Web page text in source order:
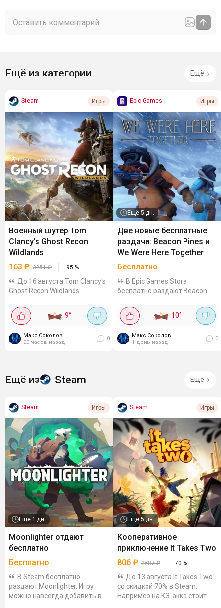
Ещё из категории Ещё
Steam Игры
Военный шутер Tom
Clancy's Ghost Recon
Wildlands
163 ₽ 3251₽ 95 %
До 16 августа Tom Clancy's
Ghost Recon Wildlands
95%. Например, на КЗ-акке
игра стоит 925₸ (~163₽).
Plati и GGSEL. Военный шутер в
большом...
9°
Макс Соколов
20 часов назад
0
Epic Games Игры
Ещё 5 дн.
Две новые бесплатные
раздачи: Beacon Pines и
We Were Here Together
Бесплатно
В Epic Games Store
бесплатно раздают Beacon
Обе игры можно навсегда
добавить в библиотеку до 13
милое и жутковатое
сюжетное приключение...
10°
Макс Соколов
1 день назад
0
Ещё из Steam Ещё
Steam Игры
Ещё 1 дн.
Moonlighter отдают
бесплатно
Бесплатно
В Steam бесплатно
раздают Moonlighter. Игру
можно навсегда добавить в
Steam Игры
Ещё 5 дн.
Кооперативное
приключение It Takes Two
806 ₽ 2687₽ 70 %
До 13 августа It Takes Two
со скидкой 70% в Steam.
Например на КЗ-акке стоит